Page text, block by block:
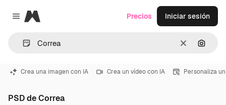
Close menu
Magnific
Borrar
Precios Iniciar sesión
Crea una imagen con IA Crea un vídeo con IA Personaliza
PSD de Correa